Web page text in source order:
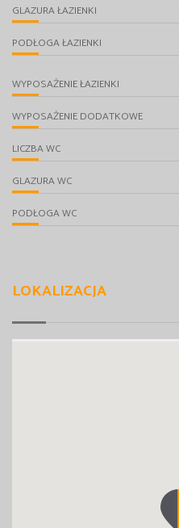
GLAZURA ŁAZIENKI
PODŁOGA ŁAZIENKI
WYPOSAŻENIE ŁAZIENKI
WYPOSAŻENIE DODATKOWE
LICZBA WC
GLAZURA WC
PODŁOGA WC
LOKALIZACJA